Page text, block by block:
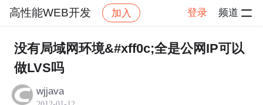
高性能WEB开发 加入 登录 频道
社区 高性能WEB开发 帖子详情
没有局域网环境&#xff0c;全是公网IP可以
做LVS吗
wjjava